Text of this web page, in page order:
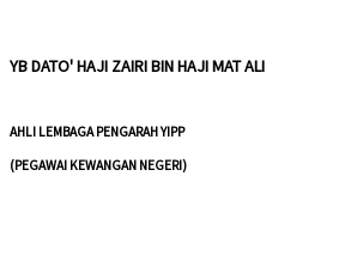
YB DATO' HAJI ZAIRI BIN HAJI MAT ALI
AHLI LEMBAGA PENGARAH YIPP
(PEGAWAI KEWANGAN NEGERI)